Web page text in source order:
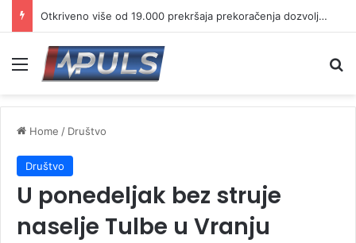
Otkriveno više od 19.000 prekršaja prekoračenja dozvoljene brzine
Menu
Home / Društvo
Društvo
U ponedeljak bez struje
naselje Tulbe u Vranju